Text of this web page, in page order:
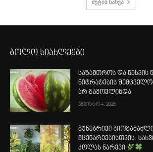
მეტის ნახვა
ბოლო სიახლეები
საზამთროს და ნესვის
ნიტრატების
არ გამოვლინდა
აგვისტო 4, 2026
ბუნებრივი
მცენარეებისთვის:
კოლას ნარევი